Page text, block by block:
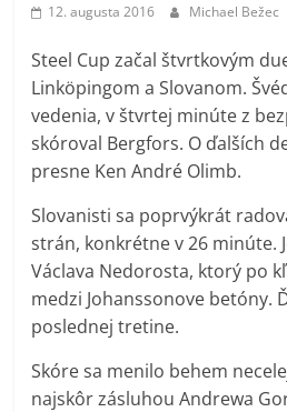
12. augusta 2016 Michael Bežec
Steel Cup začal štvrtkovým
Linköpingom a Slovanom.
vedenia, v štvrtej minúte z
skóroval Bergfors. O ďalších
presne Ken André Olimb.
Slovanisti sa poprvýkrát
strán, konkrétne v 26 minúte.
Václava Nedorosta, ktorý po
medzi Johanssonove betóny.
poslednej tretine.
Skóre sa menilo behem
najskôr zásluhou Andrewa